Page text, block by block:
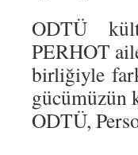
ODTÜ
PERHOT
birliğiyle
gücümüzün
ODTÜ,